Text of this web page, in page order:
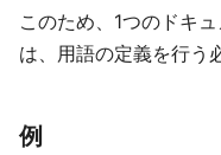
このため、1つのドキ
は、用語の定義を行う
例